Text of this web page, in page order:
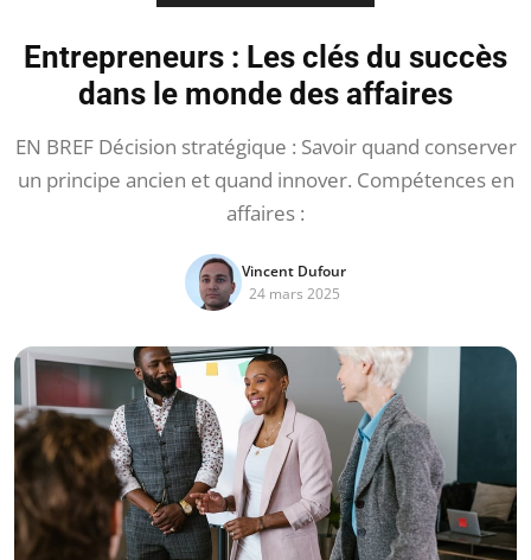
Entrepreneurs : Les clés du succès
dans le monde des affaires
EN BREF Décision stratégique : Savoir quand conserver
un principe ancien et quand innover. Compétences en
affaires :
Vincent Dufour
24 mars 2025